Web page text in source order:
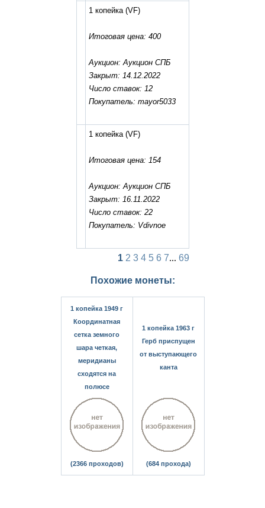
1 копейка (VF)
Итоговая цена: 400
Аукцион: Аукцион СПБ
Закрыт: 14.12.2022
Число ставок: 12
Покупатель: mayor5033
1 копейка (VF)
Итоговая цена: 154
Аукцион: Аукцион СПБ
Закрыт: 16.11.2022
Число ставок: 22
Покупатель: Vdivnoe
1 2 3 4 5 6 7... 69
Похожие монеты:
1 копейка 1949 г
Координатная
сетка земного
шара четкая,
меридианы
сходятся на
полюсе
(2366 проходов)
1 копейка 1963 г
Герб приспущен
от выступающего
канта
(684 прохода)